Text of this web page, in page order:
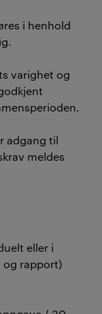
i henhold
varighet og
adgang til
meldes
eller i
og rapport)